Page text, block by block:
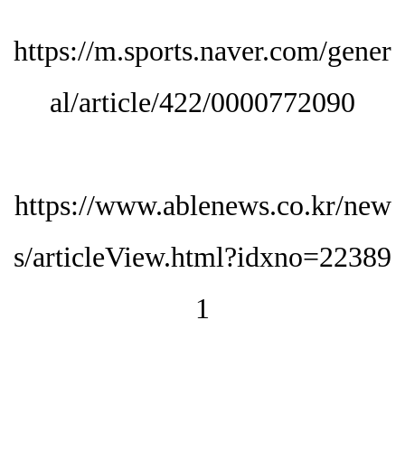
https://m.sports.naver.com/gener
al/article/422/0000772090
https://www.ablenews.co.kr/new
s/articleView.html?idxno=22389
1